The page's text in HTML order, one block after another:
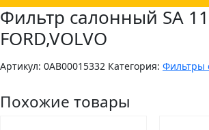
Фильтр салонный SA
FORD,VOLVO
Артикул: 0AB00015332 Категория: Фильтры
Похожие товары